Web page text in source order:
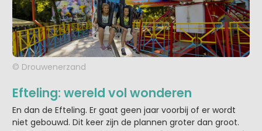
© Drouwenerzand
Efteling: wereld vol wonderen
En dan de Efteling. Er gaat geen jaar voorbij of er wordt
niet gebouwd. Dit keer zijn de plannen groter dan groot.